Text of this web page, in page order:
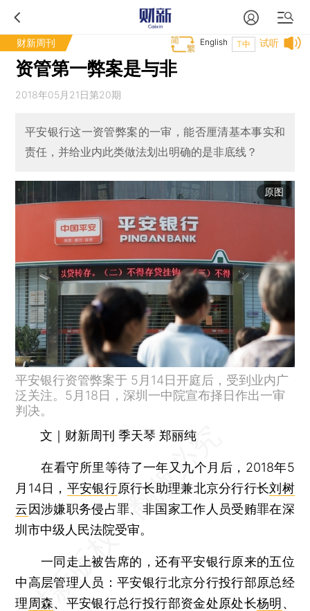
财新周刊 试听
T中
English
资管第一弊案是与非
2018年05月21日第20期
平安银行这一资管弊案的一审，能否厘清基本事实和
责任，并给业内此类做法划出明确的是非底线？
原图
平安银行资管弊案于 5月14日开庭后，受到业内广
泛关注。5月18日，深圳一中院宣布择日作出一审
判决。
文｜财新周刊 季天琴 郑丽纯
在看守所里等待了一年又九个月后，2018年5
月14日， 平安银行原行长助理兼北京分行行长刘树
云因涉嫌职务侵占罪、非国家工作人员受贿罪在深
圳市中级人民法院受审。
一同走上被告席的，还有平安银行原来的五位
中高层管理人员：平安银行北京分行投行部原总经
理周森、平安银行总行投行部资金处原处长杨明、